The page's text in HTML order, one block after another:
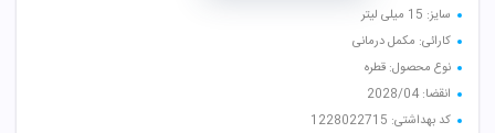
سایز: 15 میلی لیتر
کارائی: مکمل درمانی
نوع محصول: قطره
انقضا: 2028/04
کد بهداشتی: 1228022715